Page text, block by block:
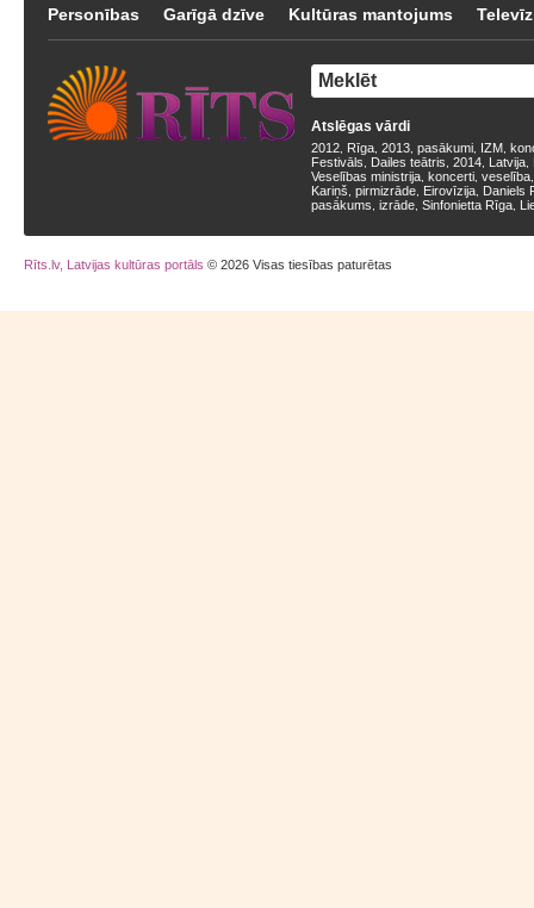
Personības Garīgā dzīve Kultūras mantojums
Atslēgas vārdi
2012 Rīga 2013 pasākumi IZM
Festivāls
Dailes teātris 2014 Latvija
Veselības ministrija koncerti veselība
Kariņš pirmizrāde Eirovīzija Daniels
pasākums izrāde Sinfonietta Rīga
Rīts.lv, Latvijas kultūras portāls © 2026 Visas tiesības paturētas